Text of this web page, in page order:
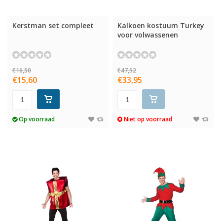
Kerstman set compleet
€16,50
€15,60
Op voorraad
Kalkoen kostuum Turkey
voor volwassenen
€47,52
€33,95
Niet op voorraad